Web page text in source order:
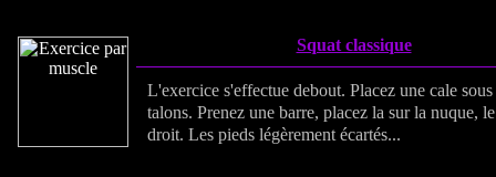
Squat classique
L'exercice s'effectue debout. Placez une cale
talons. Prenez une barre, placez la sur la nuque,
droit. Les pieds légèrement écartés...